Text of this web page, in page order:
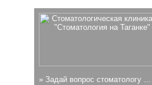
» Задай вопрос стоматологу ...